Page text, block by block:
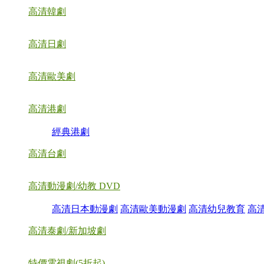
高清韓劇
高清日劇
高清歐美劇
高清港劇
經典港劇
高清台劇
高清動漫劇/幼教 DVD
高清日本動漫劇 高清歐美動漫劇 高清幼兒教育 高
高清泰劇/新加坡劇